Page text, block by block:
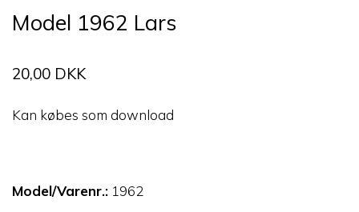
Model 1962 Lars
20,00 DKK
Kan købes som download
Model/Varenr.: 1962